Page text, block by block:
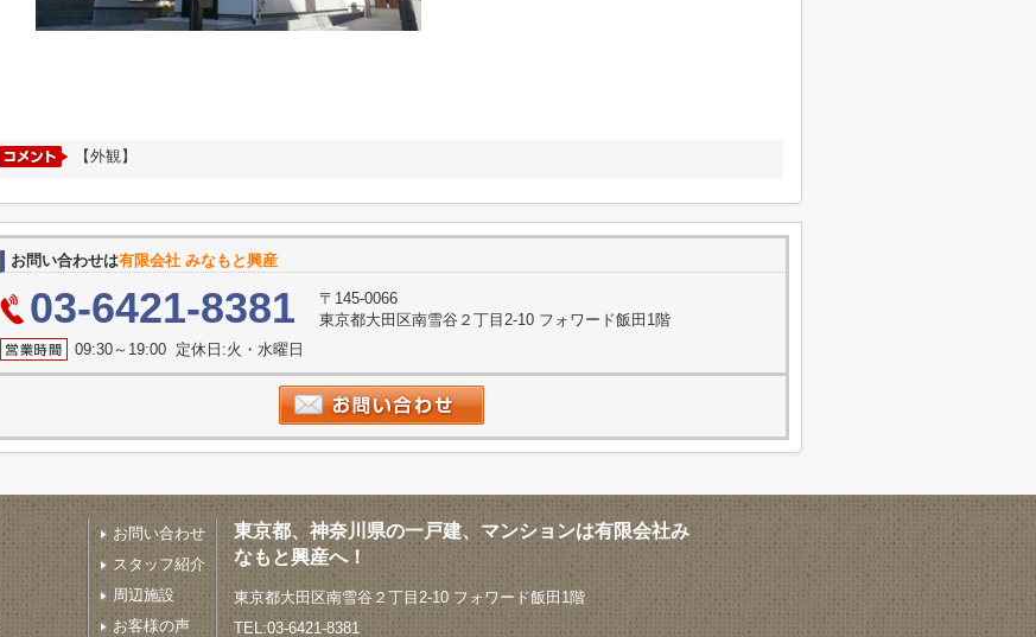
【外観】
お問い合わせは有限会社 みなもと興産
03-6421-8381
〒145-0066
東京都大田区南雪谷２丁目2-10 フォワード飯田1階
09:30～19:00 定休日:火・水曜日
お問い合わせ
スタッフ紹介
周辺施設
お客様の声
東京都、神奈川県の一戸建、マンションは有限会社み
なもと興産へ！
東京都大田区南雪谷２丁目2-10 フォワード飯田1階
TEL:03-6421-8381